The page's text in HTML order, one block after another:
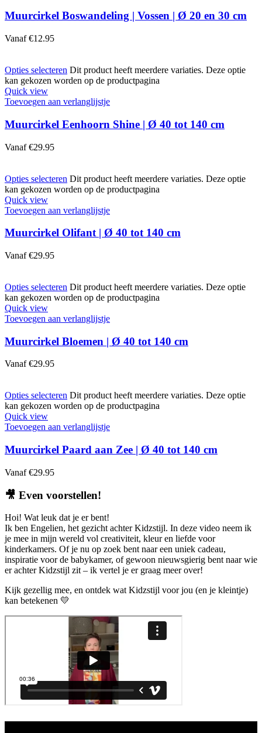
Muurcirkel Boswandeling | Vossen | Ø 20 en 30 cm
Vanaf €12.95
Opties selecteren Dit product heeft meerdere variaties. Deze optie
kan gekozen worden op de productpagina
Quick view
Toevoegen aan verlanglijstje
Muurcirkel Eenhoorn Shine | Ø 40 tot 140 cm
Vanaf €29.95
Opties selecteren Dit product heeft meerdere variaties. Deze optie
kan gekozen worden op de productpagina
Quick view
Toevoegen aan verlanglijstje
Muurcirkel Olifant | Ø 40 tot 140 cm
Vanaf €29.95
Opties selecteren Dit product heeft meerdere variaties. Deze optie
kan gekozen worden op de productpagina
Quick view
Toevoegen aan verlanglijstje
Muurcirkel Bloemen | Ø 40 tot 140 cm
Vanaf €29.95
Opties selecteren Dit product heeft meerdere variaties. Deze optie
kan gekozen worden op de productpagina
Quick view
Toevoegen aan verlanglijstje
Muurcirkel Paard aan Zee | Ø 40 tot 140 cm
Vanaf €29.95
🎥 Even voorstellen!
Hoi! Wat leuk dat je er bent!
Ik ben Engelien, het gezicht achter Kidzstijl. In deze video neem ik
je mee in mijn wereld vol creativiteit, kleur en liefde voor
kinderkamers. Of je nu op zoek bent naar een uniek cadeau,
inspiratie voor de babykamer, of gewoon nieuwsgierig bent naar wie
er achter Kidzstijl zit – ik vertel je er graag meer over!
Kijk gezellig mee, en ontdek wat Kidzstijl voor jou (en je kleintje)
kan betekenen 💛